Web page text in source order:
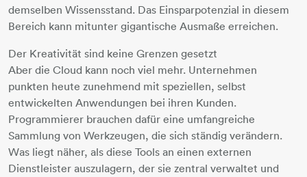
demselben Wissensstand. Das Einsparpotenzial in diesem
Bereich kann mitunter gigantische Ausmaße erreichen.
Der Kreativität sind keine Grenzen gesetzt
Aber die Cloud kann noch viel mehr. Unternehmen
punkten heute zunehmend mit speziellen, selbst
entwickelten Anwendungen bei ihren Kunden.
Programmierer brauchen dafür eine umfangreiche
Sammlung von Werkzeugen, die sich ständig verändern.
Was liegt näher, als diese Tools an einen externen
Dienstleister auszulagern, der sie zentral verwaltet und